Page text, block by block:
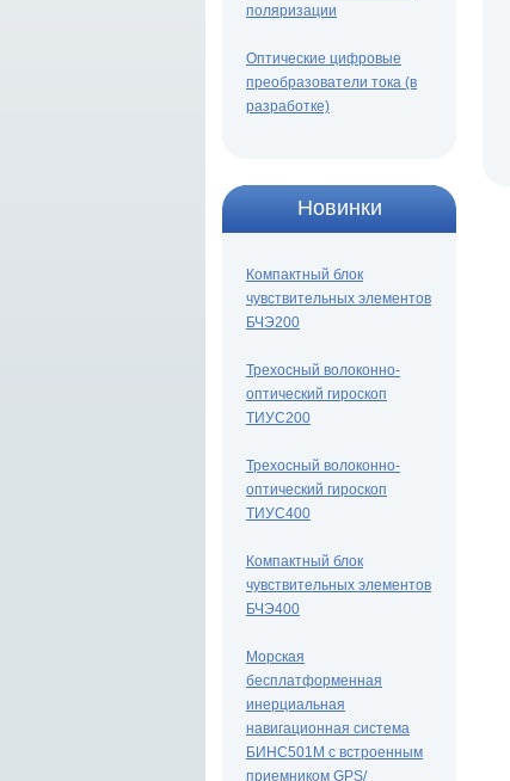
поляризации
Оптические цифровые
преобразователи тока (в
разработке)
Новинки
Компактный блок
чувствительных элементов
БЧЭ200
Трехосный волоконно-
оптический гироскоп
ТИУС200
Трехосный волоконно-
оптический гироскоп
ТИУС400
Компактный блок
чувствительных элементов
БЧЭ400
Морская
бесплатформенная
инерциальная
навигационная система
БИНС501М с встроенным
приемником GPS/